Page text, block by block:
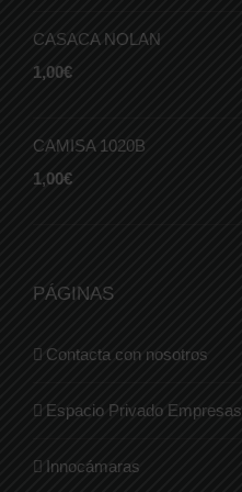
CASACA NOLAN
1,00€
CAMISA 1020B
1,00€
PÁGINAS
Contacta con nosotros
Espacio Privado Empresas
Innocámaras